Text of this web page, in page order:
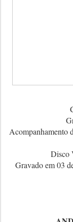
Acompanhamento
Disco
Gravado em 03